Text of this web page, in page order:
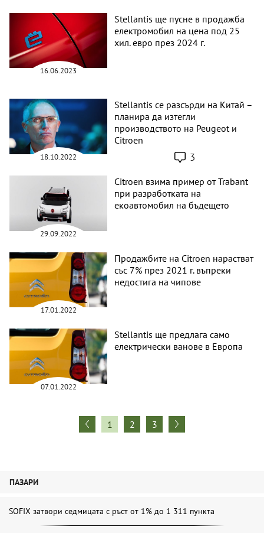
16.06.2023
Stellantis ще пусне в продажба
електромобил на цена под 25
хил. евро през 2024 г.
18.10.2022
Stellantis се разсърди на Китай –
планира да изтегли
производството на Peugeot и
Citroen
3
29.09.2022
Citroen взима пример от Trabant
при разработката на
екоавтомобил на бъдещето
17.01.2022
Продажбите на Citroen нарастват
със 7% през 2021 г. въпреки
недостига на чипове
07.01.2022
Stellantis ще предлага само
електрически ванове в Европа
1 2 3
ПАЗАРИ
SOFIX затвори седмицата с ръст от 1% до 1 311 пункта